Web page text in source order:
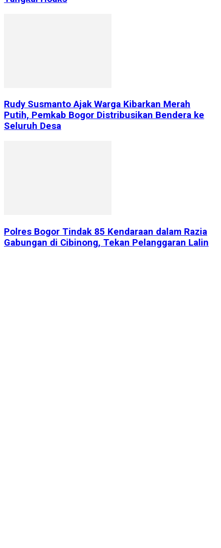
Rudy Susmanto Ajak Warga Kibarkan Merah
Putih, Pemkab Bogor Distribusikan Bendera ke
Seluruh Desa
Polres Bogor Tindak 85 Kendaraan dalam Razia
Gabungan di Cibinong, Tekan Pelanggaran Lalin